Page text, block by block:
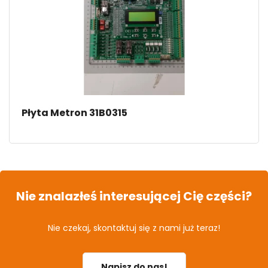
Płyta Metron 31B0315
Nie znalazłeś interesującej Cię części?
Nie czekaj, skontaktuj się z nami już teraz!